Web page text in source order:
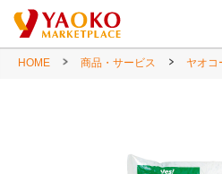
HOME 商品・サービス ヤオコ